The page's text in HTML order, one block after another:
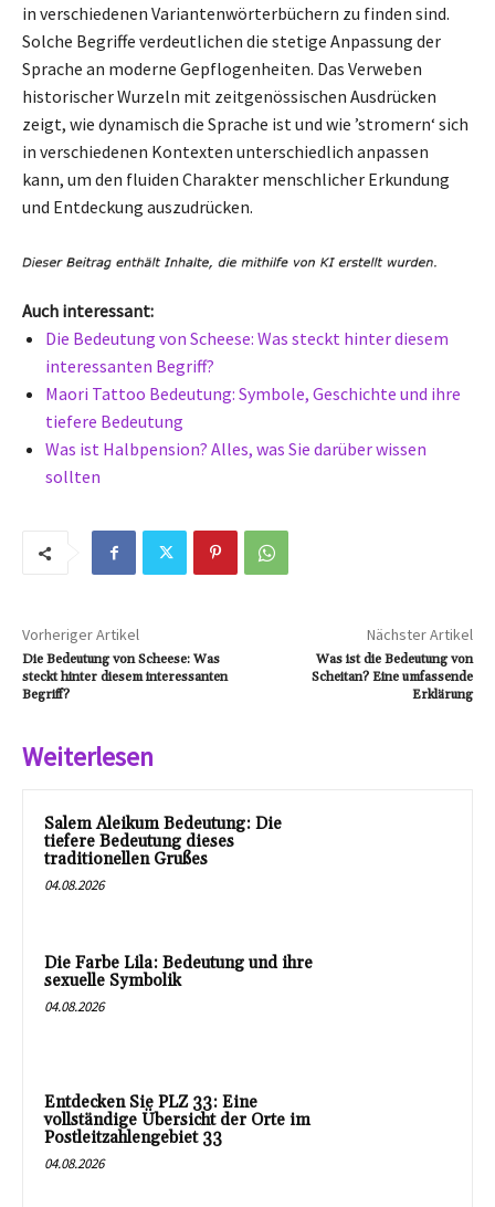
in verschiedenen Variantenwörterbüchern zu finden sind.
Solche Begriffe verdeutlichen die stetige Anpassung der
Sprache an moderne Gepflogenheiten. Das Verweben
historischer Wurzeln mit zeitgenössischen Ausdrücken
zeigt, wie dynamisch die Sprache ist und wie ’stromern‘ sich
in verschiedenen Kontexten unterschiedlich anpassen
kann, um den fluiden Charakter menschlicher Erkundung
und Entdeckung auszudrücken.
Auch interessant:
Die Bedeutung von Scheese: Was steckt hinter diesem
interessanten Begriff?
Maori Tattoo Bedeutung: Symbole, Geschichte und ihre
tiefere Bedeutung
Was ist Halbpension? Alles, was Sie darüber wissen
sollten
Vorheriger Artikel
Die Bedeutung von Scheese: Was
steckt hinter diesem interessanten
Begriff?
Nächster Artikel
Was ist die Bedeutung von
Scheitan? Eine umfassende
Erklärung
Weiterlesen
Salem Aleikum Bedeutung: Die
tiefere Bedeutung dieses
traditionellen Grußes
04.08.2026
Die Farbe Lila: Bedeutung und ihre
sexuelle Symbolik
04.08.2026
Entdecken Sie PLZ 33: Eine
vollständige Übersicht der Orte im
Postleitzahlengebiet 33
04.08.2026